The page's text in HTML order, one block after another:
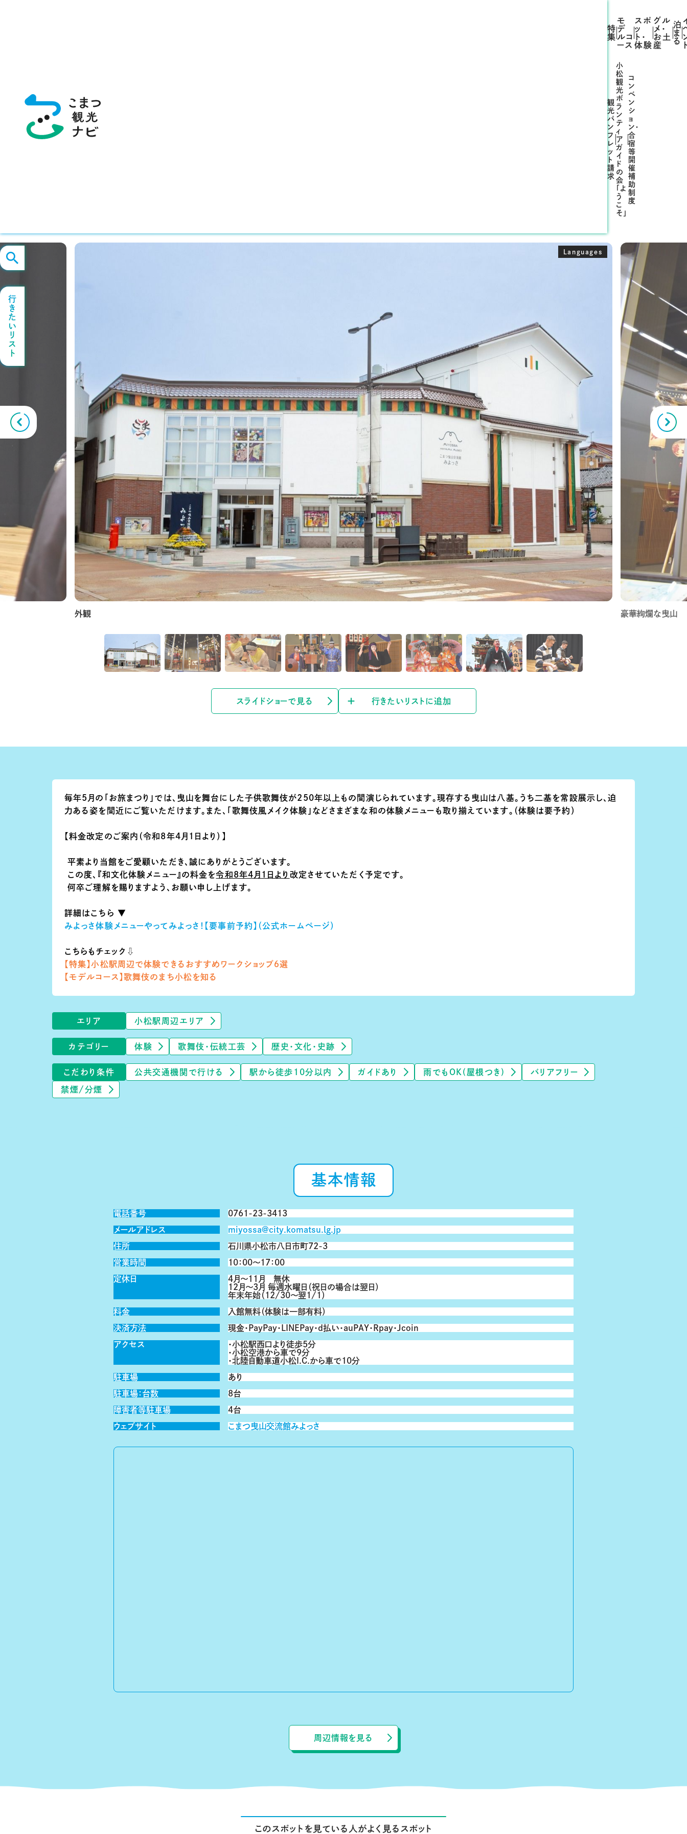
特
集
モ
デ
ルコ
ース
スポ
ッ
ト・
体験
グル
メ・
お土
産
泊
ま
る
観
光
パ
ン
フ
レ
ッ
ト
請
求
小
松
観
光
ボ
ラ
ン
テ
ィ
ア
ガ
イ
ド
の
会
「よ
う
こ
そ」
コ
ン
ベ
ン
シ
ョ
ン・
合
宿
等
開
催
補
助
制
度
行きたいリスト
Languages
毎年5月の「お旅まつり」では、曳山を舞台にした子供歌舞伎が250年以上もの間演じられています。現存する曳山は八基。うち二基を常設展示し、迫
力ある姿を間近にご覧いただけます。また、「歌舞伎風メイク体験」などさまざまな和の体験メニューも取り揃えています。（体験は要予約）
【料金改定のご案内（令和8年4月1日より）】
平素より当館をご愛顧いただき、誠にありがとうございます。
この度、『和文化体験メニュー』の料金を令和8年4月1日より 改定させていただく予定です。
何卒ご理解を賜りますよう、お願い申し上げます。
詳細はこちら ▼
みよっさ体験メニューやってみよっさ！【要事前予約】（公式ホームページ）
こちらもチェック⇩
【特集】小松駅周辺で体験できるおすすめワークショップ６選
【モデルコース】 歌舞伎のまち小松を知る
エリア 小松駅周辺エリア
カテゴリー 体験 歌舞伎・伝統工芸 歴史・文化・史跡
こだわり条件 公共交通機関で行ける 駅から徒歩10分以内 ガイドあり 雨でもOK(屋根つき) バリアフリー
禁煙/分煙
基本情報
電話番号
0761-23-3413
メールアドレス
miyossa@city.komatsu.lg.jp
住所
石川県小松市八日市町72-3
営業時間
10：00～17：00
定休日
4月～11月 無休
12月～3月 毎週水曜日（祝日の場合は翌日）
年末年始（12/30～翌1/1）
料金
入館無料（体験は一部有料）
決済方法
現金・PayPay・LINEPay・ｄ払い・auPAY・Rpay・Jcoin
アクセス
・小松駅西口より徒歩5分
・小松空港から車で9分
・北陸自動車道小松I.C.から車で10分
駐車場
あり
駐車場：台数
8台
障害者等駐車場
4台
ウェブサイト
こまつ曳山交流館みよっさ
周辺情報を見る
スライドショーで見る 行きたいリストに追加
Previous Next
このスポットを見ている人がよく見るスポット